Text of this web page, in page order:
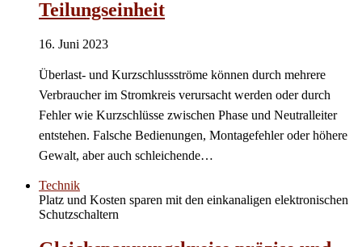
Teilungseinheit
16. Juni 2023
Überlast- und Kurzschlussströme können durch mehrere
Verbraucher im Stromkreis verursacht werden oder durch
Fehler wie Kurzschlüsse zwischen Phase und Neutralleiter
entstehen. Falsche Bedienungen, Montagefehler oder höhere
Gewalt, aber auch schleichende…
Technik
Platz und Kosten sparen mit den einkanaligen elektronischen
Schutzschaltern